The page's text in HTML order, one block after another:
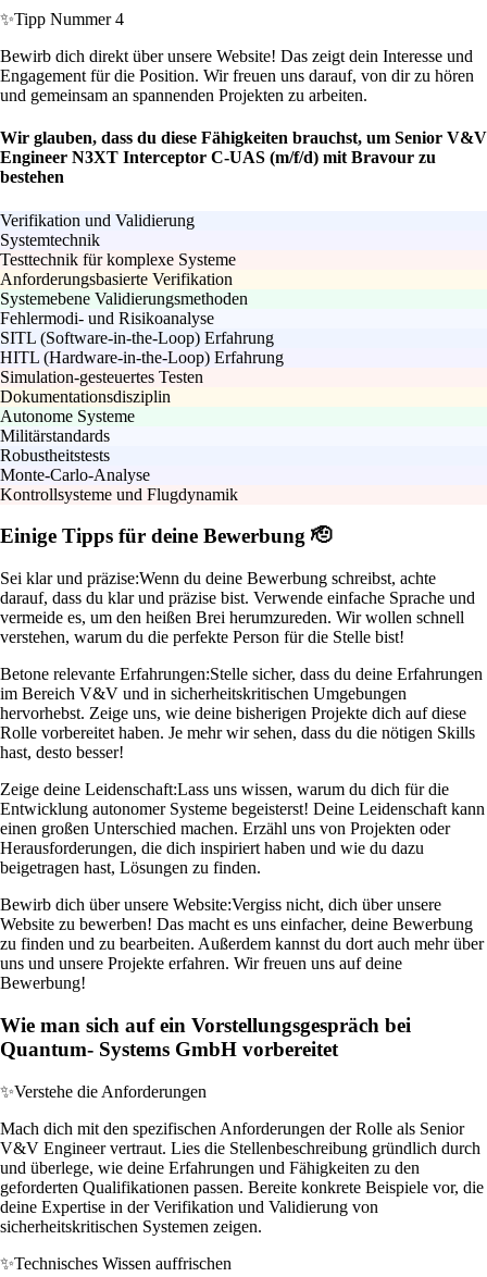
✨Tipp Nummer 4
Bewirb dich direkt über unsere Website! Das zeigt dein Interesse und
Engagement für die Position. Wir freuen uns darauf, von dir zu hören
und gemeinsam an spannenden Projekten zu arbeiten.
Wir glauben, dass du diese Fähigkeiten brauchst, um Senior V&V
Engineer N3XT Interceptor C‑UAS (m/f/d) mit Bravour zu
bestehen
Verifikation und Validierung
Systemtechnik
Testtechnik für komplexe Systeme
Anforderungsbasierte Verifikation
Systemebene Validierungsmethoden
Fehlermodi- und Risikoanalyse
SITL (Software-in-the-Loop) Erfahrung
HITL (Hardware-in-the-Loop) Erfahrung
Simulation-gesteuertes Testen
Dokumentationsdisziplin
Autonome Systeme
Militärstandards
Robustheitstests
Monte-Carlo-Analyse
Kontrollsysteme und Flugdynamik
Einige Tipps für deine Bewerbung 🫡
Sei klar und präzise:Wenn du deine Bewerbung schreibst, achte
darauf, dass du klar und präzise bist. Verwende einfache Sprache und
vermeide es, um den heißen Brei herumzureden. Wir wollen schnell
verstehen, warum du die perfekte Person für die Stelle bist!
Betone relevante Erfahrungen:Stelle sicher, dass du deine Erfahrungen
im Bereich V&V und in sicherheitskritischen Umgebungen
hervorhebst. Zeige uns, wie deine bisherigen Projekte dich auf diese
Rolle vorbereitet haben. Je mehr wir sehen, dass du die nötigen Skills
hast, desto besser!
Zeige deine Leidenschaft:Lass uns wissen, warum du dich für die
Entwicklung autonomer Systeme begeisterst! Deine Leidenschaft kann
einen großen Unterschied machen. Erzähl uns von Projekten oder
Herausforderungen, die dich inspiriert haben und wie du dazu
beigetragen hast, Lösungen zu finden.
Bewirb dich über unsere Website:Vergiss nicht, dich über unsere
Website zu bewerben! Das macht es uns einfacher, deine Bewerbung
zu finden und zu bearbeiten. Außerdem kannst du dort auch mehr über
uns und unsere Projekte erfahren. Wir freuen uns auf deine
Bewerbung!
Wie man sich auf ein Vorstellungsgespräch bei
Quantum- Systems GmbH vorbereitet
✨Verstehe die Anforderungen
Mach dich mit den spezifischen Anforderungen der Rolle als Senior
V&V Engineer vertraut. Lies die Stellenbeschreibung gründlich durch
und überlege, wie deine Erfahrungen und Fähigkeiten zu den
geforderten Qualifikationen passen. Bereite konkrete Beispiele vor, die
deine Expertise in der Verifikation und Validierung von
sicherheitskritischen Systemen zeigen.
✨Technisches Wissen auffrischen